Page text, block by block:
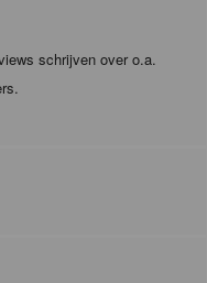
schrijven over o.a.